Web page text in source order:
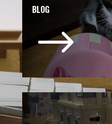
BLOG
$